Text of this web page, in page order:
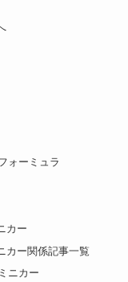
ォーミュラ
カー
カー関係記事一覧
ニカー